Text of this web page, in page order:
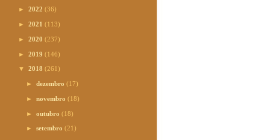
► 2022 (36)
► 2021 (113)
► 2020 (237)
► 2019 (146)
▼ 2018 (261)
►dezembro(17)
►novembro(18)
►outubro(18)
►setembro(21)